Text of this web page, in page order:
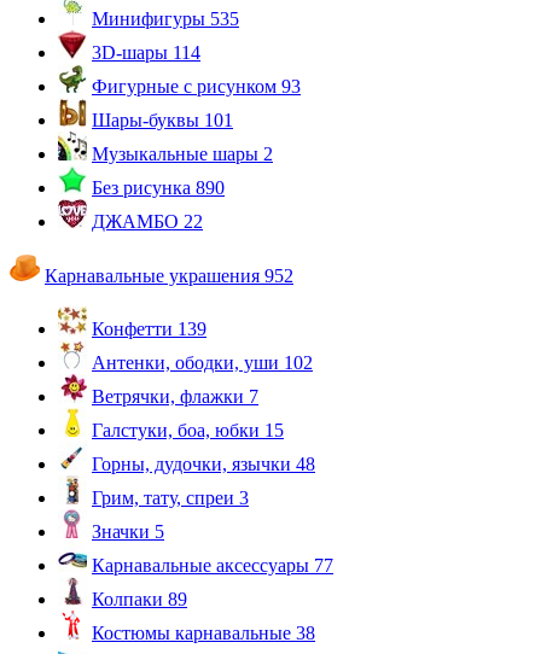
Минифигуры 535
3D-шары 114
Фигурные с рисунком 93
Шары-буквы 101
Музыкальные шары 2
Без рисунка 890
ДЖАМБО 22
Карнавальные украшения 952
Конфетти 139
Антенки, ободки, уши 102
Ветрячки, флажки 7
Галстуки, боа, юбки 15
Горны, дудочки, язычки 48
Грим, тату, спреи 3
Значки 5
Карнавальные аксессуары 77
Колпаки 89
Костюмы карнавальные 38